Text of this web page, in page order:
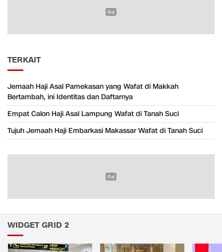
TERKAIT
Jemaah Haji Asal Pamekasan yang Wafat di Makkah
Bertambah, ini Identitas dan Daftarnya
Empat Calon Haji Asal Lampung Wafat di Tanah Suci
Tujuh Jemaah Haji Embarkasi Makassar Wafat di Tanah Suci
WIDGET GRID 2